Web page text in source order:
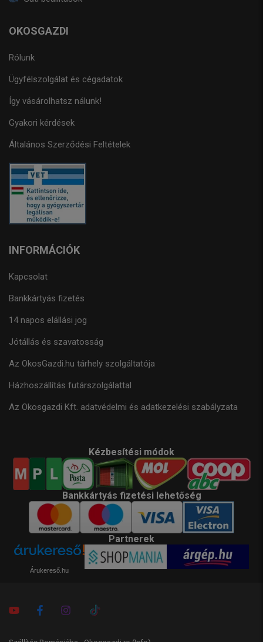
OKOSGAZDI
Rólunk
Ügyfélszolgálat és cégadatok
Így vásárolhatsz nálunk!
Gyakori kérdések
Általános Szerződési Feltételek
INFORMÁCIÓK
Kapcsolat
Bankkártyás fizetés
14 napos elállási jog
Jótállás és szavatosság
Az OkosGazdi.hu tárhely szolgáltatója
Házhoszállítás futárszolgálattal
Az Okosgazdi Kft. adatvédelmi és adatkezelési szabályzata
Kézbesítési módok
Bankkártyás fizetési lehetőség
Partnerek
Árukereső.hu